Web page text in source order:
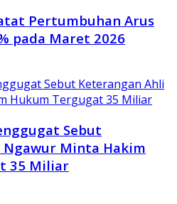
Pertumbuhan Arus
pada Maret 2026
Sebut
Minta Hakim
35 Miliar